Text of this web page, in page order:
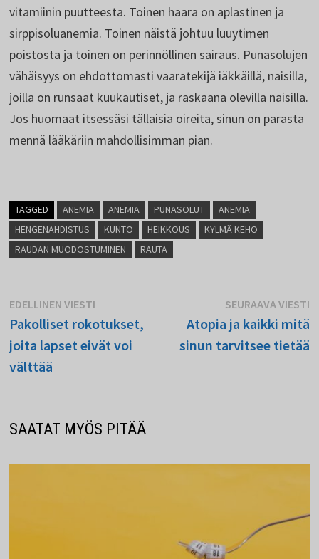
vitamiinin puutteesta. Toinen haara on aplastinen ja
sirppisoluanemia. Toinen näistä johtuu luuytimen
poistosta ja toinen on perinnöllinen sairaus. Punasolujen
vähäisyys on ehdottomasti vaaratekijä iäkkäillä, naisilla,
joilla on runsaat kuukautiset, ja raskaana olevilla naisilla.
Jos huomaat itsessäsi tällaisia oireita, sinun on parasta
mennä lääkäriin mahdollisimman pian.
TAGGED ANEMIA ANEMIA PUNASOLUT
ANEMIA
HENGENAHDISTUS
KUNTO HEIKKOUS
KYLMÄ KEHO
RAUDAN MUODOSTUMINEN
RAUTA
Artikkelien
selaus
EDELLINEN VIESTI
viesti:
Pakolliset rokotukset,
joita lapset eivät voi
välttää
SEURAAVA VIESTI
Atopia ja kaikki mitä
sinun tarvitsee tietää
SAATAT MYÖS PITÄÄ